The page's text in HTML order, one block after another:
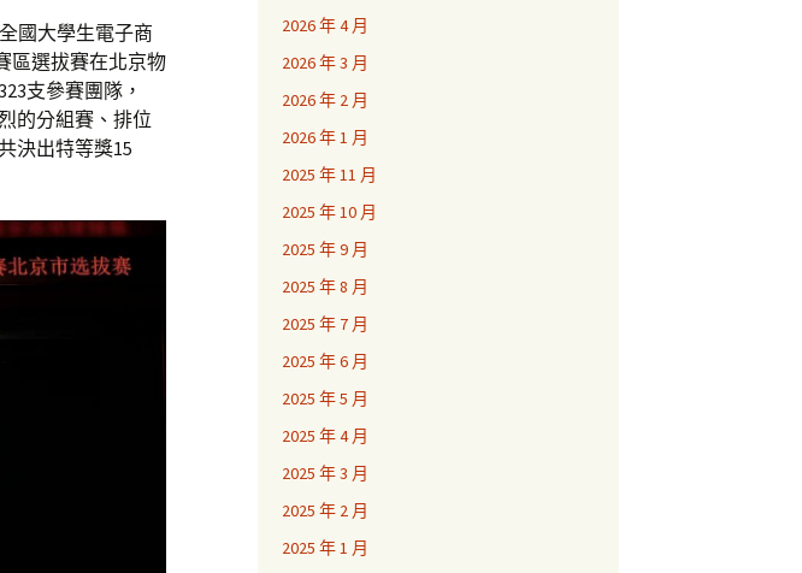
國大學生電子商
區選拔賽在北京物
支參賽團隊，
的分組賽、排位
決出特等獎15
2026 年 4 月
2026 年 3 月
2026 年 2 月
2026 年 1 月
2025 年 11 月
2025 年 10 月
2025 年 9 月
2025 年 8 月
2025 年 7 月
2025 年 6 月
2025 年 5 月
2025 年 4 月
2025 年 3 月
2025 年 2 月
2025 年 1 月